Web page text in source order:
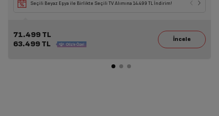
Seçili Beyaz Eşya ile Birlikte Seçili TV Alımına 14.499 TL İndirim!
71.499 TL
63.499 TL